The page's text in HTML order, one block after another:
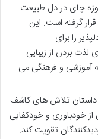
چای در دل طبیعت
گرفته است. این
را برای
لذت بردن از زیبایی
آموزشی و فرهنگی می
داستان تلاش های کاشف
خودباوری و خودکفایی
تقویت کند.